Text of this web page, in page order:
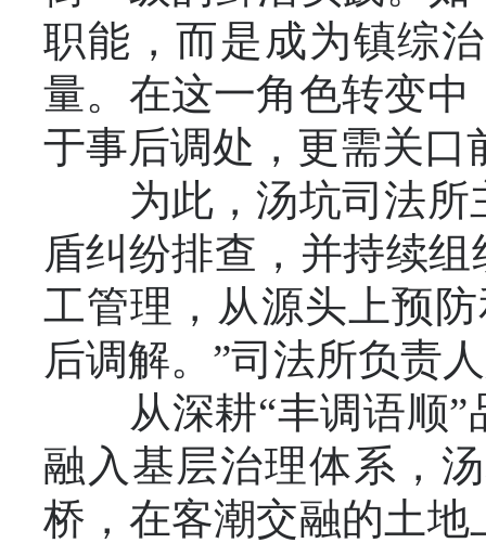
职能，而是成为镇综
量。在这一角色转变
于事后调处，更需关口
为此，汤坑司法所
盾纠纷排查，并持续
工管理，从源头上预
后调解。”司法所负责
从深耕“丰调语顺”
融入基层治理体系，
桥，在客潮交融的土